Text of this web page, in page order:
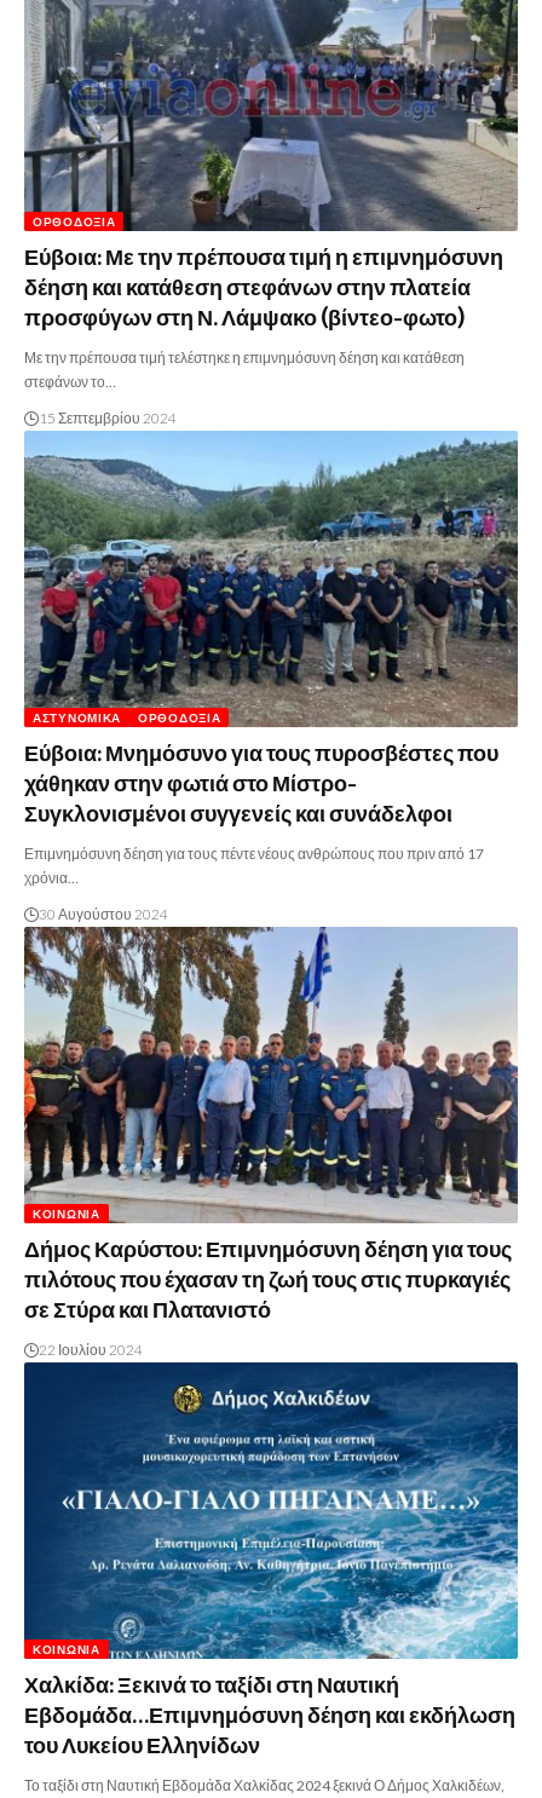
ΟΡΘΟΔΟΞΊΑ
Εύβοια: Με την πρέπουσα τιμή η επιμνημόσυνη
δέηση και κατάθεση στεφάνων στην πλατεία
προσφύγων στη Ν. Λάμψακο (βίντεο-φωτο)
Με την πρέπουσα τιμή τελέστηκε η επιμνημόσυνη δέηση και κατάθεση
στεφάνων το…
15 Σεπτεμβρίου 2024
ΑΣΤΥΝΟΜΙΚΆ ΟΡΘΟΔΟΞΊΑ
Εύβοια: Μνημόσυνο για τους πυροσβέστες που
χάθηκαν στην φωτιά στο Μίστρο-
Συγκλονισμένοι συγγενείς και συνάδελφοι
Επιμνημόσυνη δέηση για τους πέντε νέους ανθρώπους που πριν από 17
χρόνια…
30 Αυγούστου 2024
ΚΟΙΝΩΝΊΑ
Δήμος Καρύστου: Επιμνημόσυνη δέηση για τους
πιλότους που έχασαν τη ζωή τους στις πυρκαγιές
σε Στύρα και Πλατανιστό
22 Ιουλίου 2024
ΚΟΙΝΩΝΊΑ
Χαλκίδα: Ξεκινά το ταξίδι στη Ναυτική
Εβδομάδα…Επιμνημόσυνη δέηση και εκδήλωση
του Λυκείου Ελληνίδων
Το ταξίδι στη Ναυτική Εβδομάδα Χαλκίδας 2024 ξεκινά Ο Δήμος Χαλκιδέων,